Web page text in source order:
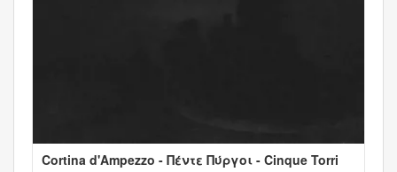
Cortina d'Ampezzo - Πέντε Πύργοι - Cinque Torri